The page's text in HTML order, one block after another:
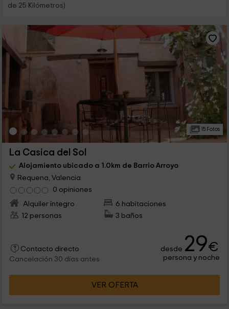
de 25 Kilómetros)
15 Fotos
La Casica del Sol
Alojamiento ubicado a 1.0km de Barrio Arroyo
Requena, Valencia
0 opiniones
Alquiler íntegro
6 habitaciones
12 personas
3 baños
Contacto directo
Cancelación 30 días antes
desde 29€
persona y noche
VER OFERTA